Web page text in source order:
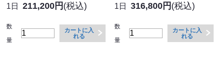
1日 211,200円 (税込)
数
量
カートに入
れる
1日 316,800円 (税込)
数
量
カートに入
れる